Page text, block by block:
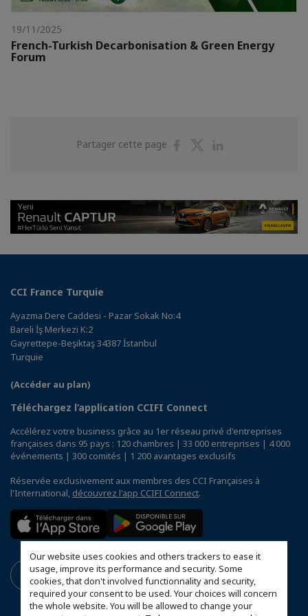
Our website uses cookies and others trackers to ease it
usage, improve its performance and security. Some
cookies, that don't involved functionnality and security,
required your consent to be used. Your choices will concern
the whole website. You will be allowed to change your
19/11/2025
French-Turkish Decarbonisation & Green Energy
Forum
Partager cette page
PartagerPartager
CCI France Turquie
Ayazma Dere Caddesi - Pazar Sokak No:4
Bareli İş Merkezi K:2
Gayrettepe-Beşiktaş 34387 İstanbul
Turquie
(Accéder au plan)
Téléchargez l’application CCIFI Connect
Accélérez votre business grâce au 1er réseau privé d'entreprises
françaises dans 95 pays : 120 chambres | 33 000 entreprises | 4 000
événements | 300 comités | 1 200 avantages exclusifs
Réservée exclusivement aux membres des CCI Françaises à
l'International, découvrez l'app CCIFI Connect.